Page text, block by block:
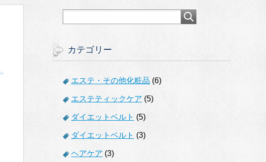
カテゴリー
エステ・その他化粧品 (6)
エステティックケア (5)
ダイエットベルト (5)
ダイエットベルト (3)
ヘアケア (3)